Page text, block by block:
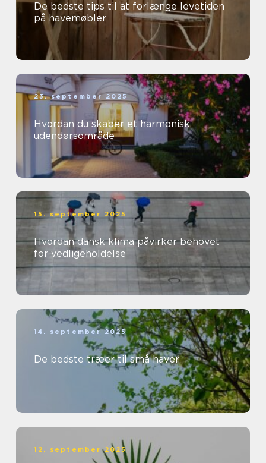
De bedste tips til at forlænge levetiden
på havemøbler
23. september 2025
Hvordan du skaber et harmonisk
udendørsområde
15. september 2025
Hvordan dansk klima påvirker behovet
for vedligeholdelse
14. september 2025
De bedste træer til små haver
12. september 2025